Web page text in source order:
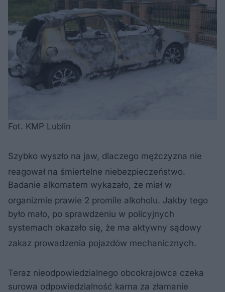
Fot. KMP Lublin
Szybko wyszło na jaw, dlaczego mężczyzna nie
reagował na śmiertelne niebezpieczeństwo.
Badanie alkomatem wykazało, że miał w
organizmie prawie 2 promile alkoholu. Jakby tego
było mało, po sprawdzeniu w policyjnych
systemach okazało się, że ma aktywny sądowy
zakaz prowadzenia pojazdów mechanicznych.
Teraz nieodpowiedzialnego obcokrajowca czeka
surowa odpowiedzialność karna za złamanie